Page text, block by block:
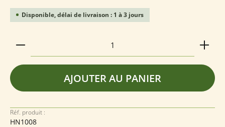
Disponible, délai de livraison : 1 à 3 jours
Quantité de produit : Entrez la quantité
AJOUTER AU PANIER
Réf. produit :
HN1008